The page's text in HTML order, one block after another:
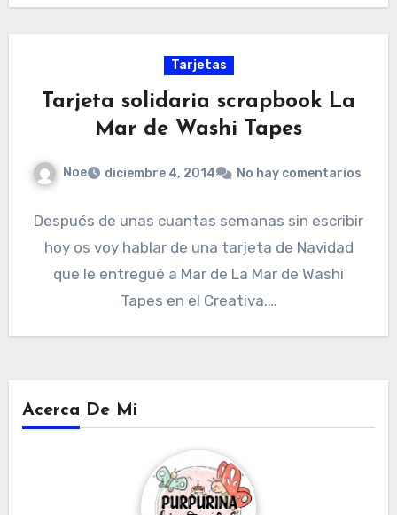
Tarjetas
Tarjeta solidaria scrapbook La
Mar de Washi Tapes
Noe diciembre 4, 2014 No hay comentarios
Después de unas cuantas semanas sin escribir
hoy os voy hablar de una tarjeta de Navidad
que le entregué a Mar de La Mar de Washi
Tapes en el Creativa.…
Acerca De Mi